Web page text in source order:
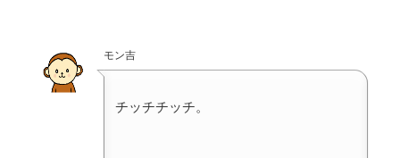
モン吉
チッチチッチ。